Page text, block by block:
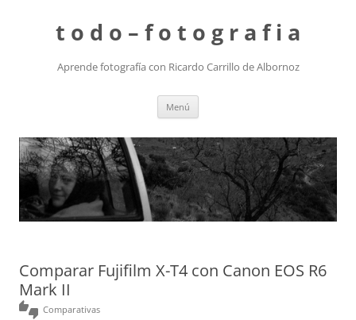
t o d o – f o t o g r a f i a
Aprende fotografía con Ricardo Carrillo de Albornoz
Menú
Comparar Fujifilm X-T4 con Canon EOS R6
Mark II
thumbs_up_down Comparativas